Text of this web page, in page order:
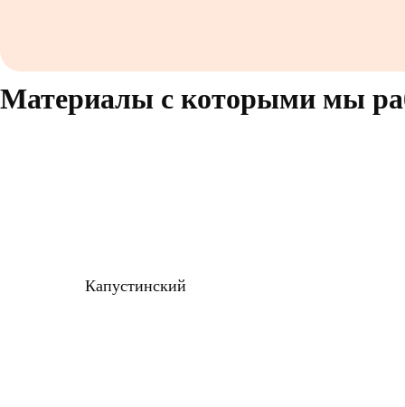
Материалы с которыми мы
Капустинский